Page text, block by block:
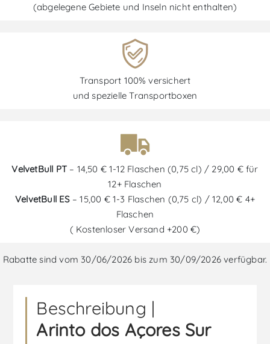
(abgelegene Gebiete und Inseln nicht enthalten)
Transport 100% versichert
und spezielle Transportboxen
VelvetBull PT – 14,50 € 1-12 Flaschen (0,75 cl) / 29,00 € für
12+ Flaschen
VelvetBull ES– 15,00 € 1-3 Flaschen (0,75 cl) / 12,00 € 4+
Flaschen
( Kostenloser Versand +200 €)
Rabatte sind vom 30/06/2026 bis zum 30/09/2026 verfügbar.
Beschreibung |
Arinto dos Açores Sur